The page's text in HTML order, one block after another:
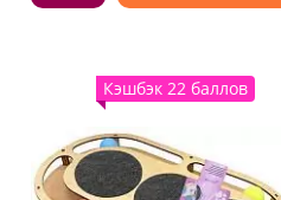
Кэшбэк 22 баллов